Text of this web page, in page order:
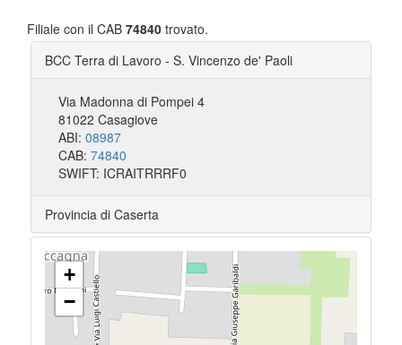
Filiale con il CAB 74840 trovato.
BCC Terra di Lavoro - S. Vincenzo de' Paoli
Via Madonna di Pompei 4
81022 Casagiove
ABI: 08987
CAB: 74840
SWIFT: ICRAITRRRF0
Provincia di Caserta
+
−